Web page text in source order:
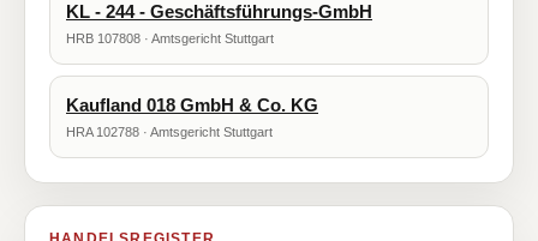
KL - 244 - Geschäftsführungs-GmbH
HRB 107808 · Amtsgericht Stuttgart
Kaufland 018 GmbH & Co. KG
HRA 102788 · Amtsgericht Stuttgart